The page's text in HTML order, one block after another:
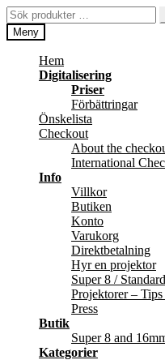
Hoppa
till
navigering
Hoppa
till
innehåll
Sök
efter:
Meny
Hem
Digitalisering
Priser
Förbättringar
Önskelista
Checkout
About the
International
Info
Villkor
Butiken
Konto
Varukorg
Direktbetalning
Hyr en projektor
Super 8 /
Projektorer –
Press
Butik
Super 8 and
Kategorier